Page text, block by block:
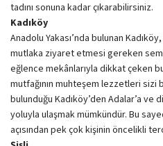
tadını sonuna kadar çıkarabilirsiniz.
Kadıköy
Anadolu Yakası’nda bulunan
mutlaka ziyaret etmesi gereken
eğlence mekânlarıyla dikkat çeken
mutfağının muhteşem lezzetleri sizi
bulunduğu Kadıköy’den Adalar’a
yoluyla ulaşmak mümkündür. Bu
açısından pek çok kişinin öncelikli